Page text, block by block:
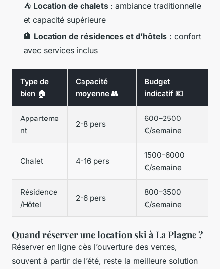
⛺ Location de chalets : ambiance traditionnelle
et capacité supérieure
🏨 Location de résidences et d’hôtels : confort
avec services inclus
Type de
bien 🏠
Capacité
moyenne 👥
Budget
indicatif 💶
Apparteme
nt
2-8 pers
600–2500
€/semaine
Chalet 4-16 pers
1500–6000
€/semaine
Résidence
/Hôtel
2-6 pers
800–3500
€/semaine
Quand réserver une location ski à La Plagne ?
Réserver en ligne dès l’ouverture des ventes,
souvent à partir de l’été, reste la meilleure solution